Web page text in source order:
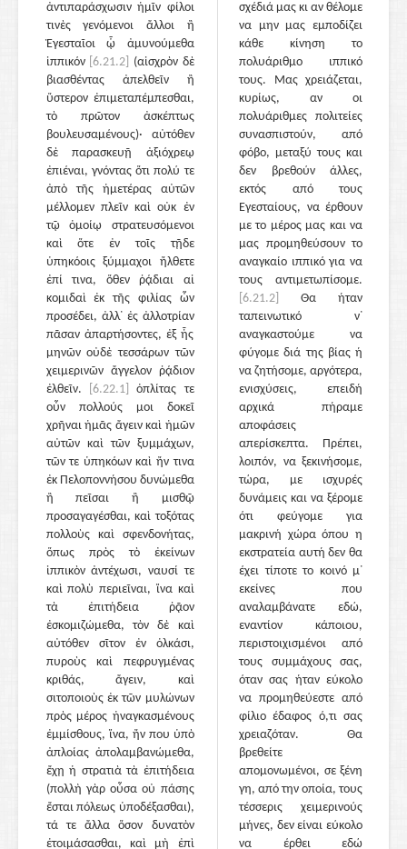
ἀντιπαράσχωσιν ἡμῖν φίλοι
τινὲς γενόμενοι ἄλλοι ἢ
Ἐγεσταῖοι ᾧ ἀμυνούμεθα
ἱππικόν [6.21.2]
(αἰσχρὸν δὲ
βιασθέντας ἀπελθεῖν ἢ
ὕστερον ἐπιμεταπέμπεσθαι,
τὸ πρῶτον ἀσκέπτως
βουλευσαμένους)· αὐτόθεν
δὲ παρασκευῇ ἀξιόχρεῳ
ἐπιέναι, γνόντας ὅτι πολύ τε
ἀπὸ τῆς ἡμετέρας αὐτῶν
μέλλομεν πλεῖν καὶ οὐκ ἐν
τῷ ὁμοίῳ στρατευσόμενοι
καὶ ὅτε ἐν τοῖς τῇδε
ὑπηκόοις ξύμμαχοι ἤλθετε
ἐπί τινα, ὅθεν ῥᾴδιαι αἱ
κομιδαὶ ἐκ τῆς φιλίας ὧν
προσέδει, ἀλλ᾽ ἐς ἀλλοτρίαν
πᾶσαν ἀπαρτήσοντες, ἐξ ἧς
μηνῶν οὐδὲ τεσσάρων τῶν
χειμερινῶν ἄγγελον ῥᾴδιον
ἐλθεῖν.
[6.22.1]
ὁπλίτας τε
οὖν πολλούς μοι δοκεῖ
χρῆναι ἡμᾶς ἄγειν καὶ ἡμῶν
αὐτῶν καὶ τῶν ξυμμάχων,
τῶν τε ὑπηκόων καὶ ἤν τινα
ἐκ Πελοποννήσου δυνώμεθα
ἢ πεῖσαι ἢ μισθῷ
προσαγαγέσθαι, καὶ τοξότας
πολλοὺς καὶ σφενδονήτας,
ὅπως πρὸς τὸ ἐκείνων
ἱππικὸν ἀντέχωσι, ναυσί τε
καὶ πολὺ περιεῖναι, ἵνα καὶ
τὰ ἐπιτήδεια ῥᾷον
ἐσκομιζώμεθα, τὸν δὲ καὶ
αὐτόθεν σῖτον ἐν ὁλκάσι,
πυροὺς καὶ πεφρυγμένας
κριθάς, ἄγειν, καὶ
σιτοποιοὺς ἐκ τῶν μυλώνων
πρὸς μέρος ἠναγκασμένους
ἐμμίσθους, ἵνα, ἤν που ὑπὸ
ἀπλοίας ἀπολαμβανώμεθα,
ἔχῃ ἡ στρατιὰ τὰ ἐπιτήδεια
(πολλὴ γὰρ οὖσα οὐ πάσης
ἔσται πόλεως ὑποδέξασθαι),
τά τε ἄλλα ὅσον δυνατὸν
ἑτοιμάσασθαι, καὶ μὴ ἐπὶ
σχέδιά μας κι αν θέλομε
να μην μας εμποδίζει
κάθε κίνηση το
πολυάριθμο ιππικό
τους. Μας χρειάζεται,
κυρίως, αν οι
πολυάριθμες πολιτείες
συνασπιστούν, από
φόβο, μεταξύ τους και
δεν βρεθούν άλλες,
εκτός από τους
Εγεσταίους, να έρθουν
με το μέρος μας και να
μας προμηθεύσουν το
αναγκαίο ιππικό για να
τους αντιμετωπίσομε.
[6.21.2]
Θα ήταν
ταπεινωτικό ν᾽
αναγκαστούμε να
φύγομε διά της βίας ή
να ζητήσομε, αργότερα,
ενισχύσεις, επειδή
αρχικά πήραμε
αποφάσεις
απερίσκεπτα. Πρέπει,
λοιπόν, να ξεκινήσομε,
τώρα, με ισχυρές
δυνάμεις και να ξέρομε
ότι φεύγομε για
μακρινή χώρα όπου η
εκστρατεία αυτή δεν θα
έχει τίποτε το κοινό μ᾽
εκείνες που
αναλαμβάνατε εδώ,
εναντίον κάποιου,
περιστοιχισμένοι από
τους συμμάχους σας,
όταν σας ήταν εύκολο
να προμηθεύεστε από
φίλιο έδαφος ό,τι σας
χρειαζόταν. Θα
βρεθείτε
απομονωμένοι, σε ξένη
γη, από την οποία, τους
τέσσερις χειμερινούς
μήνες, δεν είναι εύκολο
να έρθει εδώ